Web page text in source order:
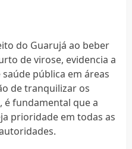
do Guarujá ao beber
de virose, evidencia a
pública em áreas
de tranquilizar os
é fundamental que a
prioridade em todas as